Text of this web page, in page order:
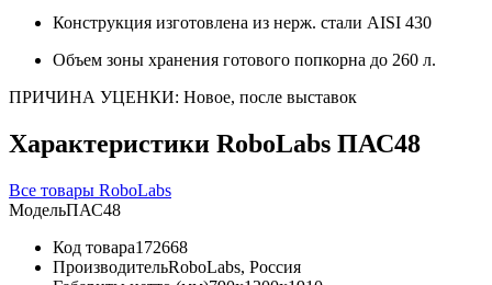
Конструкция изготовлена из нерж. стали AISI 430
Объем зоны хранения готового попкорна до 260 л.
ПРИЧИНА УЦЕНКИ: Новое, после выставок
Характеристики RoboLabs ПАС48
Все товары RoboLabs
МодельПАС48
Код товара172668
ПроизводительRoboLabs, Россия